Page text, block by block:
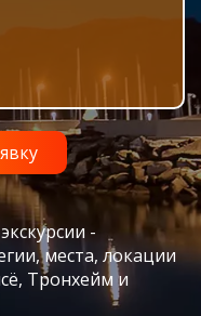
-
места, локации
Тронхейм и